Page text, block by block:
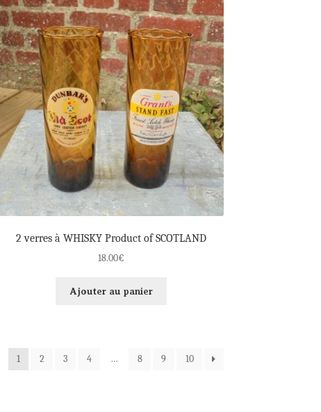
2 verres à WHISKY Product of SCOTLAND
18.00€
Ajouter au panier
1 2 3 4 … 8 9 10